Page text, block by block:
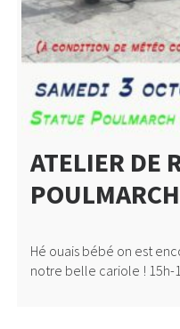
ATELIER DE
Hé ouais bébé on est
notre belle cariole !